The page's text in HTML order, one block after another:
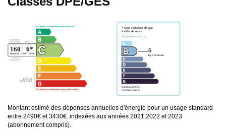
Montant estimé des dépenses annuelles d'énergie pour un usage standard
entre 2490€ et 3430€. indexées aux années 2021,2022 et 2023
(abonnement compris).